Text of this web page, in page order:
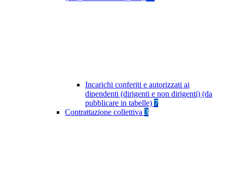
Incarichi conferiti e autorizzati ai
dipendenti (dirigenti e non dirigenti) (da
pubblicare in tabelle) 7
Contrattazione collettiva 3